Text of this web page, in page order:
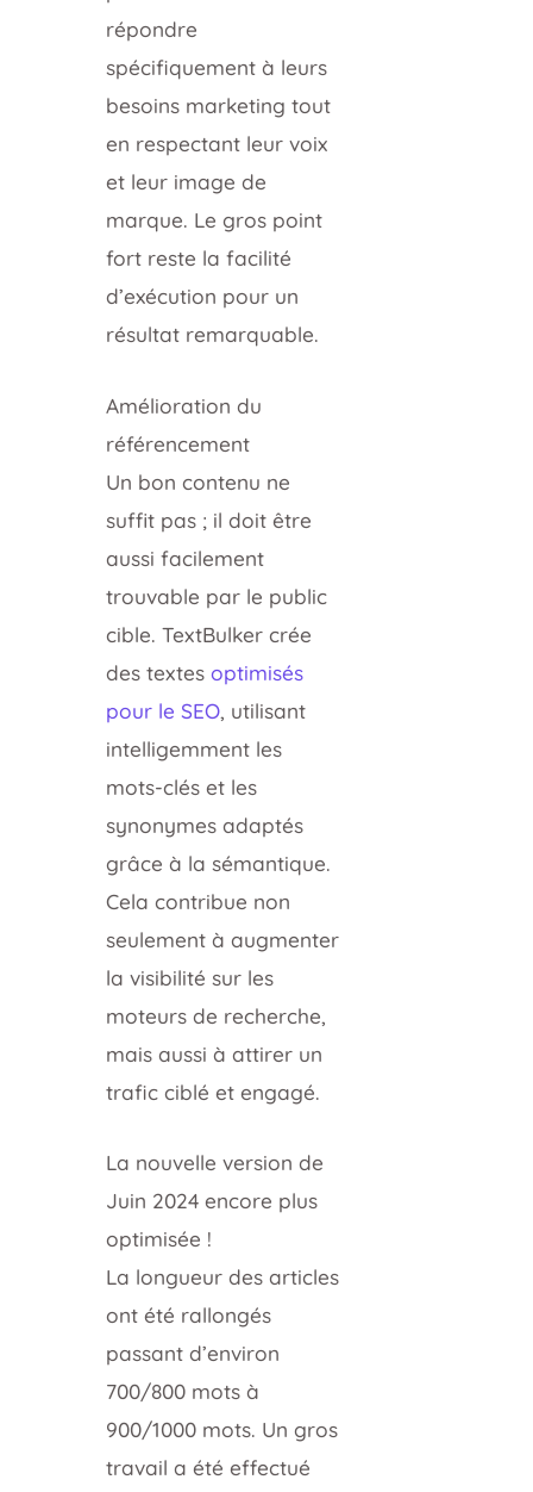
répondre
spécifiquement à leurs
besoins marketing tout
en respectant leur voix
et leur image de
marque. Le gros point
fort reste la facilité
d’exécution pour un
résultat remarquable.
Amélioration du
référencement
Un bon contenu ne
suffit pas ; il doit être
aussi facilement
trouvable par le public
cible. TextBulker crée
des textesoptimisés
pour le SEO, utilisant
intelligemment les
mots-clés et les
synonymes adaptés
grâce à la sémantique.
Cela contribue non
seulement à augmenter
la visibilité sur les
moteurs de recherche,
mais aussi à attirer un
trafic ciblé et engagé.
La nouvelle version de
Juin 2024 encore plus
optimisée !
La longueur des articles
ont été rallongés
passant d’environ
700/800 mots à
900/1000 mots. Un gros
travail a été effectué